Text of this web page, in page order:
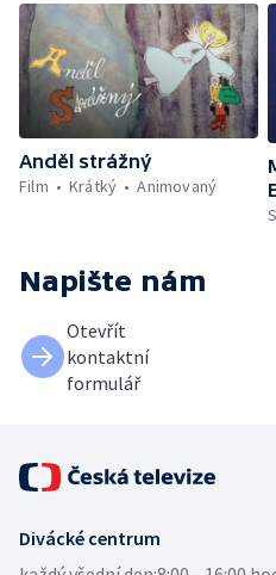
Anděl strážný
Film
Krátký Animovaný
Napište nám
Otevřít
kontaktní
formulář
Divácké centrum